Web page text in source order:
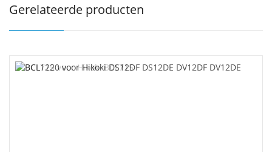
Gerelateerde producten